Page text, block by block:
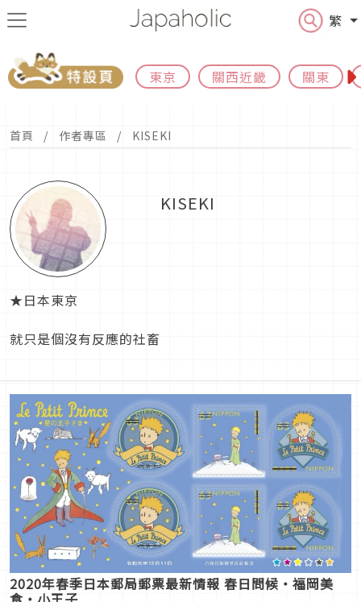
繁
東京 關西近畿 關東
首頁 作者專區 KISEKI
KISEKI
★日本東京
就只是個沒有反應的社畜
2020年春季日本郵局郵票最新情報 春日問候・福岡美